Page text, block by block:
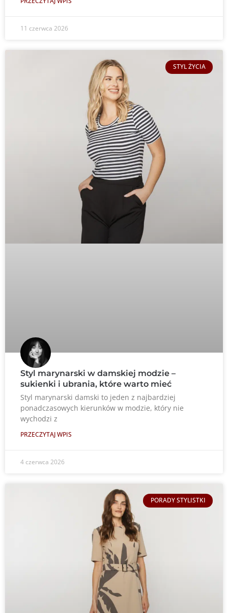
11 czerwca 2026
STYL ŻYCIA
Styl marynarski w damskiej modzie –
sukienki i ubrania, które warto mieć
Styl marynarski damski to jeden z najbardziej
ponadczasowych kierunków w modzie, który nie
wychodzi z
PRZECZYTAJ WPIS
4 czerwca 2026
PORADY STYLISTKI